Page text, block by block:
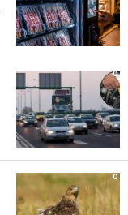
0
0